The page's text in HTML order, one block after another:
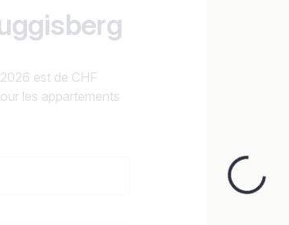
Loading...
est de CHF
les appartements